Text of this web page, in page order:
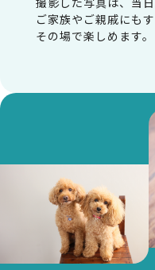
ご家族やご親戚にも
その場で楽しめます。
・個人情報を特定
場合であって、そ
人情報の項目、共
らかじめ本人に通
得る状態に置いた
6．個人情報の開示
弊社は、本人から
きは、本人に対し
だし、開示するこ
る場合は、その全
もあり、開示しな